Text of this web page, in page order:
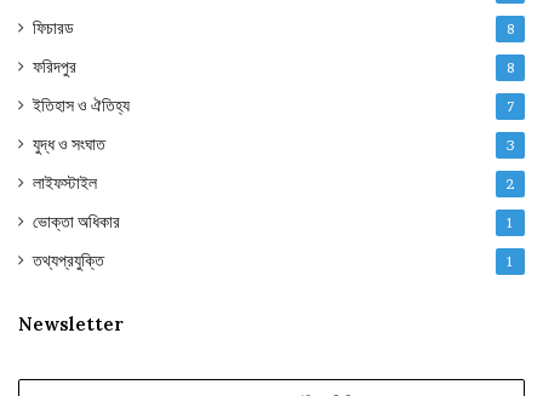
ফিচারড 8
ফরিদপুর 8
ইতিহাস ও ঐতিহ্য 7
যুদ্ধ ও সংঘাত 3
লাইফস্টাইল 2
ভোক্তা অধিকার 1
তথ্যপ্রযুক্তি 1
Newsletter